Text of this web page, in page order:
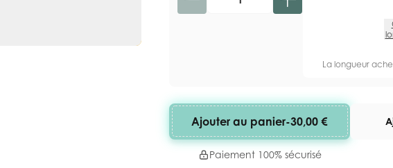
La longueur
Ajouter au panier-30,00 €
Paiement 100% sécurisé